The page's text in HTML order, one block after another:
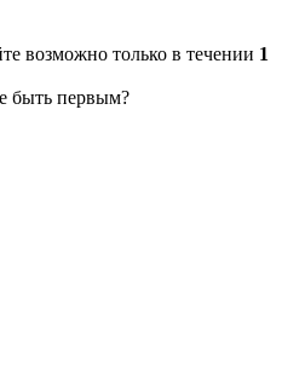
возможно только в течении 1
быть первым?